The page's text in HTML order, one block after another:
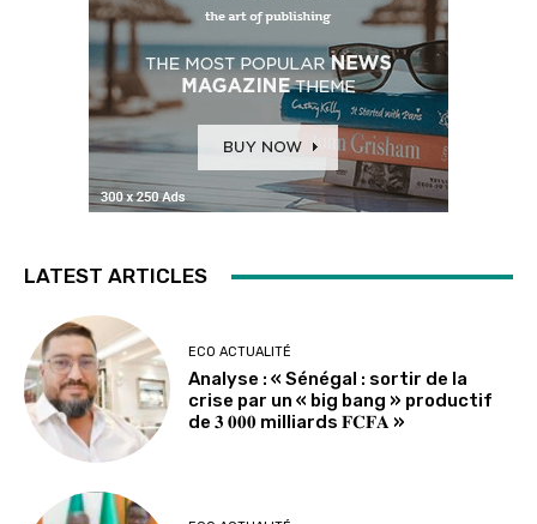
LATEST ARTICLES
ECO ACTUALITÉ
Analyse : « Sénégal : sortir de la
crise par un « big bang » productif
de 𝟑 𝟎𝟎𝟎 milliards 𝐅𝐂𝐅𝐀 »